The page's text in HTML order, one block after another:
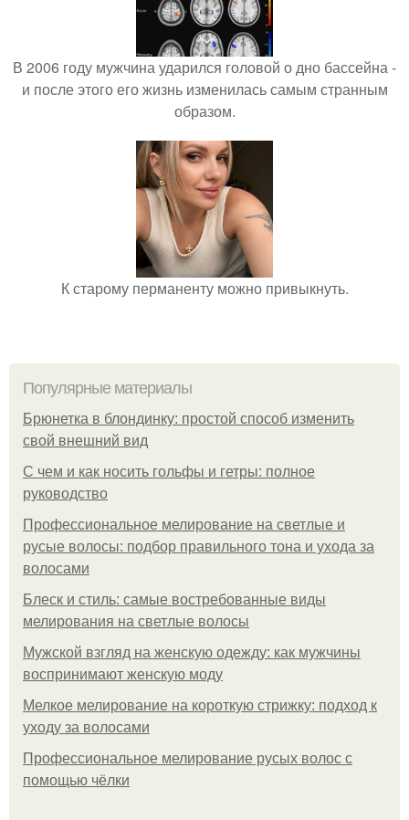
В 2006 году мужчина ударился головой о дно бассейна -
и после этого его жизнь изменилась самым странным
образом.
К старому перманенту можно привыкнуть.
Популярные материалы
Брюнетка в блондинку: простой способ изменить
свой внешний вид
С чем и как носить гольфы и гетры: полное
руководство
Профессиональное мелирование на светлые и
русые волосы: подбор правильного тона и ухода за
волосами
Блеск и стиль: самые востребованные виды
мелирования на светлые волосы
Мужской взгляд на женскую одежду: как мужчины
воспринимают женскую моду
Мелкое мелирование на короткую стрижку: подход к
уходу за волосами
Профессиональное мелирование русых волос с
помощью чёлки